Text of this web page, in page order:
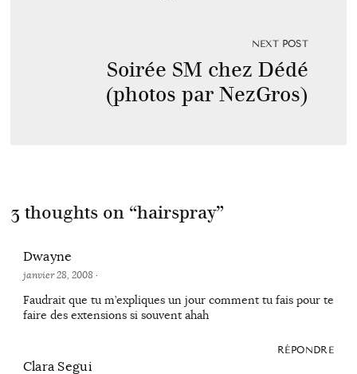
NEXT POST
Soirée SM chez Dédé
(photos par NezGros)
3 thoughts on “hairspray”
Dwayne
janvier 28, 2008 ·
Faudrait que tu m’expliques un jour comment tu fais pour te
faire des extensions si souvent ahah
RÉPONDRE
Clara Segui